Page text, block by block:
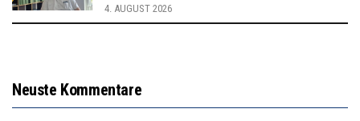
4. AUGUST 2026
Neuste Kommentare